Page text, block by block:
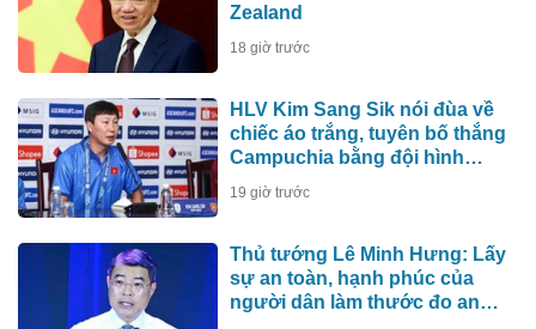
Zealand
18 giờ trước
HLV Kim Sang Sik nói đùa về
chiếc áo trắng, tuyên bố thắng
Campuchia bằng đội hình
mạnh nhất
19 giờ trước
Thủ tướng Lê Minh Hưng: Lấy
sự an toàn, hạnh phúc của
người dân làm thước đo an